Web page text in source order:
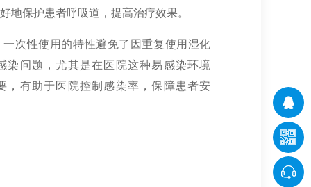
地保护患者呼吸道，提高治疗效果。
一次性使用的特性避免了因重复使用湿化
染问题，尤其是在医院这种易感染环境
，有助于医院控制感染率，保障患者安